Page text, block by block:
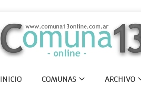
INICIO COMUNAS ARCHIVO